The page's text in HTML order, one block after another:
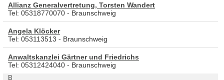
Allianz Generalvertretung, Torsten Wandert
Tel: 05318770070 - Braunschweig
Angela Klöcker
Tel: 053113513 - Braunschweig
Anwaltskanzlei Gärtner und Friedrichs
Tel: 05312424040 - Braunschweig
B